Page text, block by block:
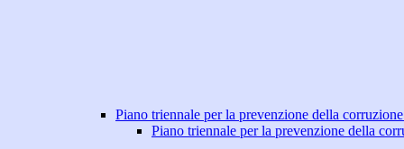
Piano triennale per la prevenzione della
Piano triennale per la prevenzione della